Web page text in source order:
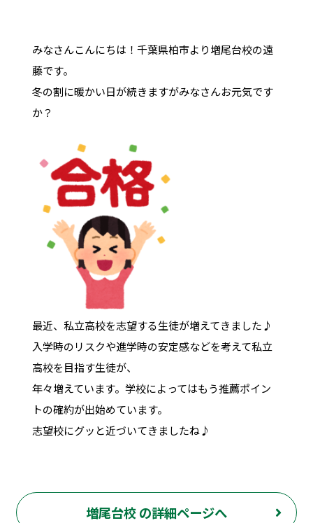
みなさんこんにちは！千葉県柏市より増尾台校の遠
藤です。
冬の割に暖かい日が続きますがみなさんお元気です
か？
最近、私立高校を志望する生徒が増えてきました♪
入学時のリスクや進学時の安定感などを考えて私立
高校を目指す生徒が、
年々増えています。学校によってはもう推薦ポイン
トの確約が出始めています。
志望校にグッと近づいてきましたね♪
増尾台校 の詳細ページへ